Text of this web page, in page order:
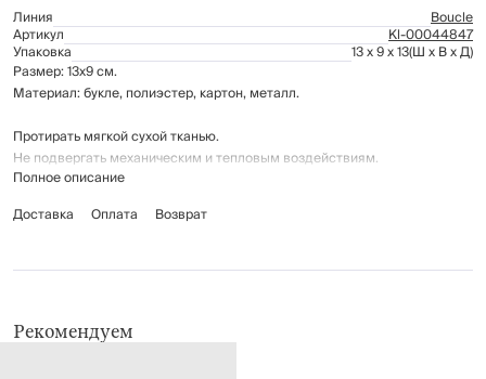
Линия
Boucle
Артикул Kl-00044847
Упаковка 13 x 9 x 13(Ш x В x Д)
Размер: 13х9 см.
Материал: букле, полиэстер, картон, металл.
Протирать мягкой сухой тканью.
Не подвергать механическим и тепловым воздействиям.
Беречь от влаги.
Полное описание
Доставка
Оплата Возврат
Рекомендуем